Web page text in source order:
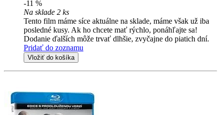
-11 %
Na sklade 2 ks
Tento film máme síce aktuálne na sklade, máme však už iba
posledné kusy. Ak ho chcete mať rýchlo, ponáhľajte sa!
Dodanie ďalších môže trvať dlhšie, zvyčajne do piatich dní.
Pridať do zoznamu
Vložiť do košíka